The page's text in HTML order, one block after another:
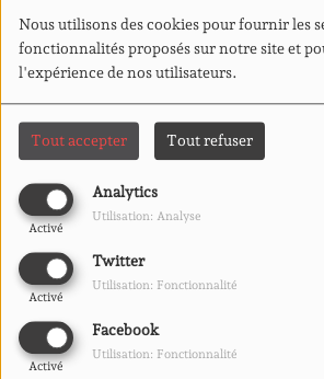
Nous utilisons des cookies pour fournir les
fonctionnalités proposés sur notre site et
l'expérience de nos utilisateurs.
Tout accepter Tout refuser
Analytics
Activé
Utilisation: Analyse
Twitter
Activé
Utilisation: Fonctionnalité
Facebook
Activé
Utilisation: Fonctionnalité